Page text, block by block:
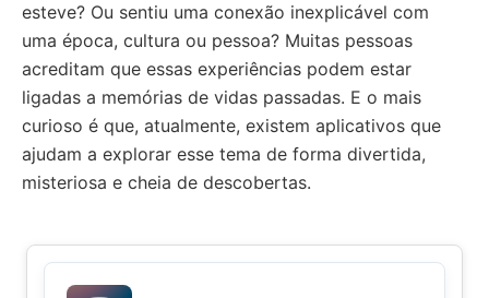
esteve? Ou sentiu uma conexão inexplicável com
uma época, cultura ou pessoa? Muitas pessoas
acreditam que essas experiências podem estar
ligadas a memórias de vidas passadas. E o mais
curioso é que, atualmente, existem aplicativos que
ajudam a explorar esse tema de forma divertida,
misteriosa e cheia de descobertas.